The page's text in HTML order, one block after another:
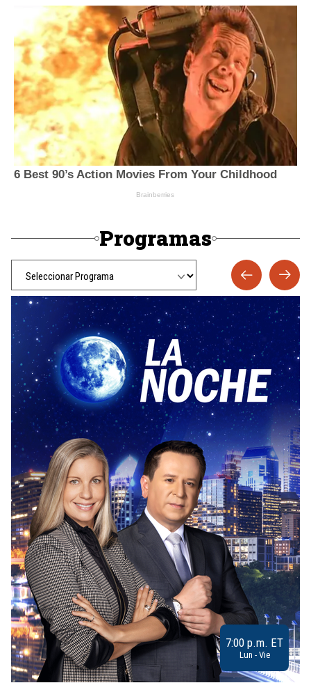
Programas
7:00 p.m. ET
Lun - Vie